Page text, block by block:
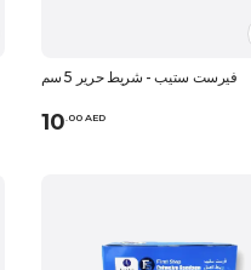
فيرست ستيب - شريط حرير 5 سم
10.00 AED